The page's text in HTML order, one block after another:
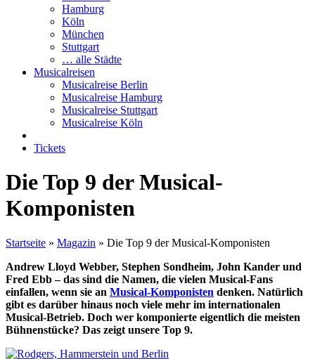
Hamburg
Köln
München
Stuttgart
… alle Städte
Musicalreisen
Musicalreise Berlin
Musicalreise Hamburg
Musicalreise Stuttgart
Musicalreise Köln
Tickets
Die Top 9 der Musical-
Komponisten
Startseite » Magazin » Die Top 9 der Musical-Komponisten
Andrew Lloyd Webber, Stephen Sondheim, John Kander und
Fred Ebb – das sind die Namen, die vielen Musical-Fans
einfallen, wenn sie an Musical-Komponisten denken. Natürlich
gibt es darüber hinaus noch viele mehr im internationalen
Musical-Betrieb. Doch wer komponierte eigentlich die meisten
Bühnenstücke? Das zeigt unsere Top 9.